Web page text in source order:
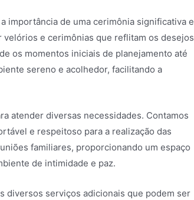
importância de uma cerimônia significativa e
e cerimônias que reflitam os desejos
os momentos iniciais de planejamento até
sereno e acolhedor, facilitando a
atender diversas necessidades. Contamos
e respeitoso para a realização das
familiares, proporcionando um espaço
de intimidade e paz.
diversos serviços adicionais que podem ser